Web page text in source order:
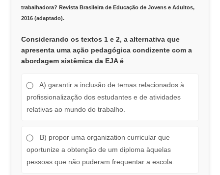
trabalhadora? Revista Brasileira de Educação de Jovens e Adultos,
2016 (adaptado).
Considerando os textos 1 e 2, a alternativa que
apresenta uma ação pedagógica condizente com a
abordagem sistêmica da EJA é
A) garantir a inclusão de temas relacionados à
profissionalização dos estudantes e de atividades
relativas ao mundo do trabalho.
B) propor uma organization curricular que
oportunize a obtenção de um diploma àquelas
pessoas que não puderam frequentar a escola.